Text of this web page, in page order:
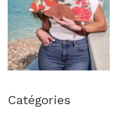
Catégories